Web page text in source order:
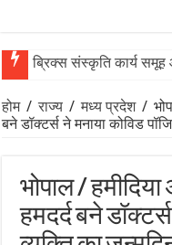
ब्रिक्स संस्कृति कार्य
होम / राज्य / मध्य प्रदेश /
बने डॉक्टर्स ने मनाया कोविड
भोपाल /
हमदर्द बने